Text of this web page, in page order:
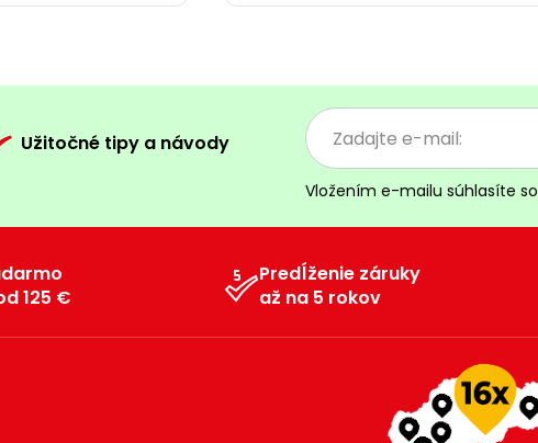
Užitočné tipy a návody
Vložením e-mailu súhlasíte so
125 €
Predĺženie záruky
až na 5 rokov